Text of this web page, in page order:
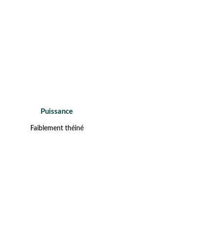
Puissance
Faiblement théiné